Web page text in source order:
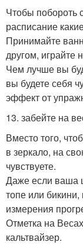
Чтобы побороть
расписание
Принимайте
другом, играйте
Чем лучше вы
вы будете себя
эффект от
13. забейте на
Вместо того,
в зеркало, на
чувствуете.
Даже если ваша
топе или
измерения
Отметка на
кальтвайзер.